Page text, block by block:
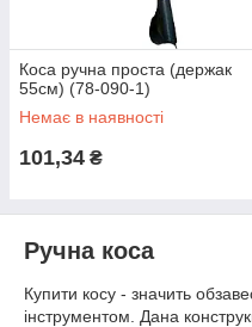
Коса ручна проста (держак
55см) (78-090-1)
Немає в наявності
101,34 ₴
Ручна коса
Купити косу - значить
інструментом. Дана